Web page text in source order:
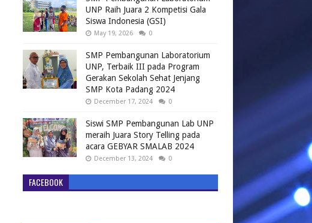
UNP Raih Juara 2 Kompetisi Gala
Siswa Indonesia (GSI)
May 19, 2026 0
SMP Pembangunan Laboratorium
UNP, Terbaik III pada Program
Gerakan Sekolah Sehat Jenjang
SMP Kota Padang 2024
December 17, 2024 0
Siswi SMP Pembangunan Lab UNP
meraih Juara Story Telling pada
acara GEBYAR SMALAB 2024
December 13, 2024 0
FACEBOOK